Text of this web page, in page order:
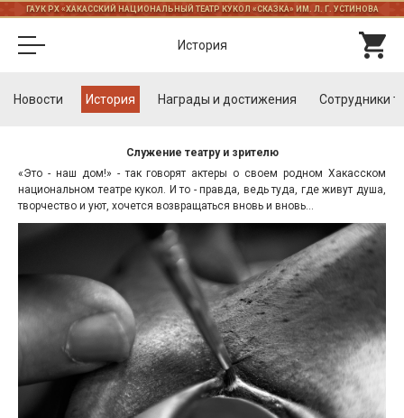
ГАУК РХ «ХАКАССКИЙ НАЦИОНАЛЬНЫЙ ТЕАТР КУКОЛ «СКАЗКА» ИМ. Л. Г. УСТИНОВА
История
Новости История Награды и достижения Cотрудники
Служение театру и зрителю
«Это - наш дом!» - так говорят актеры о своем родном Хакасском
национальном театре кукол. И то - правда, ведь туда, где живут душа,
творчество и уют, хочется возвращаться вновь и вновь…